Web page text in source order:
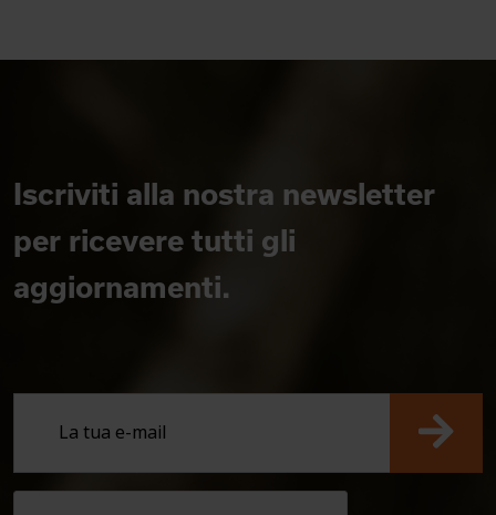
Iscriviti alla nostra newsletter
per ricevere tutti gli
aggiornamenti.